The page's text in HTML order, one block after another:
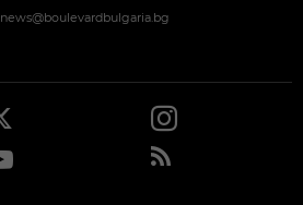
news@boulevardbulgaria.bg